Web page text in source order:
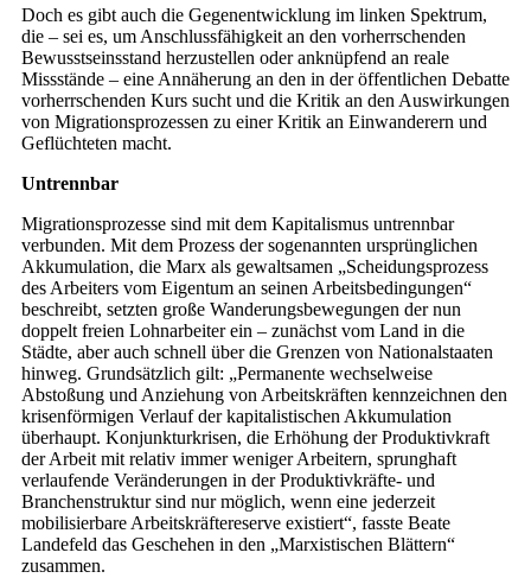
Doch es gibt auch die Gegenentwicklung im linken Spektrum,
die – sei es, um Anschlussfähigkeit an den vorherrschenden
Bewusstseinsstand herzustellen oder anknüpfend an reale
Missstände – eine Annäherung an den in der öffentlichen Debatte
vorherrschenden Kurs sucht und die Kritik an den Auswirkungen
von Migrationsprozessen zu einer Kritik an Einwanderern und
Geflüchteten macht.
Untrennbar
Migrationsprozesse sind mit dem Kapitalismus untrennbar
verbunden. Mit dem Prozess der sogenannten ursprünglichen
Akkumulation, die Marx als gewaltsamen „Scheidungsprozess
des Arbeiters vom Eigentum an seinen Arbeitsbedingungen“
beschreibt, setzten große Wanderungsbewegungen der nun
doppelt freien Lohnarbeiter ein – zunächst vom Land in die
Städte, aber auch schnell über die Grenzen von Nationalstaaten
hinweg. Grundsätzlich gilt: „Permanente wechselweise
Abstoßung und Anziehung von Arbeitskräften kennzeichnen den
krisenförmigen Verlauf der kapitalistischen Akkumulation
überhaupt. Konjunkturkrisen, die Erhöhung der Produktivkraft
der Arbeit mit relativ immer weniger Arbeitern, sprunghaft
verlaufende Veränderungen in der Produktivkräfte- und
Branchenstruktur sind nur möglich, wenn eine jederzeit
mobilisierbare Arbeitskräftereserve existiert“, fasste Beate
Landefeld das Geschehen in den „Marxistischen Blättern“
zusammen.